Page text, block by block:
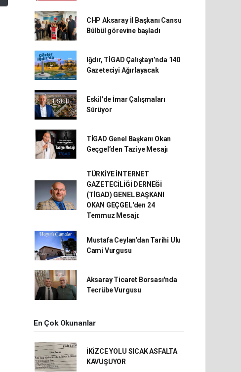
CHP Aksaray İl Başkanı Cansu
Bülbül görevine başladı
Iğdır, TİGAD Çalıştayı’nda 140
Gazeteciyi Ağırlayacak
Eskil'de İmar Çalışmaları
Sürüyor
TİGAD Genel Başkanı Okan
Geçgel’den Taziye Mesajı
TÜRKİYE İNTERNET
GAZETECİLİĞİ DERNEĞİ
(TİGAD) GENEL BAŞKANI
OKAN GEÇGEL'den 24
Temmuz Mesajı:
Mustafa Ceylan'dan Tarihi Ulu
Cami Vurgusu
Aksaray Ticaret Borsası'nda
Tecrübe Vurgusu
En Çok Okunanlar
İKİZCE YOLU SICAK ASFALTA
KAVUŞUYOR